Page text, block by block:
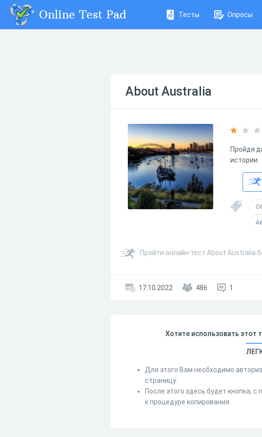
Online Test Pad Тесты Опросы
About Australia
Пройдя
истории.
Пройти онлайн тест About Australia
17.10.2022 486 1
Хотите использовать этот
Для этого Вам необходимо
страницу.
После этого здесь будет кнопка,
к процедуре копирования.